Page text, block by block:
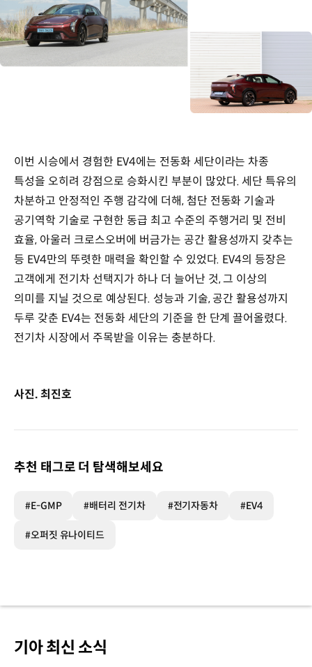
이번 시승에서 경험한 EV4에는 전동화 세단이라는 차종
특성을 오히려 강점으로 승화시킨 부분이 많았다. 세단 특유의
차분하고 안정적인 주행 감각에 더해, 첨단 전동화 기술과
공기역학 기술로 구현한 동급 최고 수준의 주행거리 및 전비
효율, 아울러 크로스오버에 버금가는 공간 활용성까지 갖추는
등 EV4만의 뚜렷한 매력을 확인할 수 있었다. EV4의 등장은
고객에게 전기차 선택지가 하나 더 늘어난 것, 그 이상의
의미를 지닐 것으로 예상된다. 성능과 기술, 공간 활용성까지
두루 갖춘 EV4는 전동화 세단의 기준을 한 단계 끌어올렸다.
전기차 시장에서 주목받을 이유는 충분하다.
사진. 최진호
추천 태그로 더 탐색해보세요
#E-GMP #배터리 전기차 #전기자동차 #EV4
#오퍼짓 유나이티드
기아 최신 소식